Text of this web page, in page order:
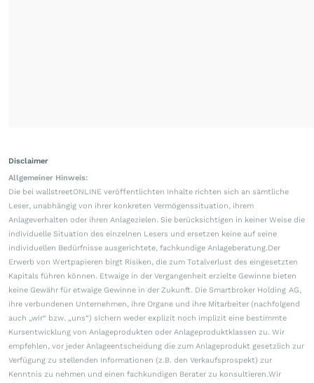
Disclaimer
Allgemeiner Hinweis:
Die bei wallstreetONLINE veröffentlichten Inhalte richten sich an sämtliche
Leser, unabhängig von ihrer konkreten Vermögenssituation, ihrem
Anlageverhalten oder ihren Anlagezielen. Sie berücksichtigen in keiner Weise die
individuelle Situation des einzelnen Lesers und ersetzen keine auf seine
individuellen Bedürfnisse ausgerichtete, fachkundige Anlageberatung.Der
Erwerb von Wertpapieren birgt Risiken, die zum Totalverlust des eingesetzten
Kapitals führen können. Etwaige in der Vergangenheit erzielte Gewinne bieten
keine Gewähr für etwaige Gewinne in der Zukunft. Die Smartbroker Holding AG,
ihre verbundenen Unternehmen, ihre Organe und ihre Mitarbeiter (nachfolgend
auch „wir“ bzw. „uns“) sichern weder explizit noch implizit eine bestimmte
Kursentwicklung von Anlageprodukten oder Anlageproduktklassen zu. Wir
empfehlen, vor jeder Anlageentscheidung die zum Anlageprodukt gesetzlich zur
Verfügung zu stellenden Informationen (z.B. den Verkaufsprospekt) zur
Kenntnis zu nehmen und einen fachkundigen Berater zu konsultieren.Wir